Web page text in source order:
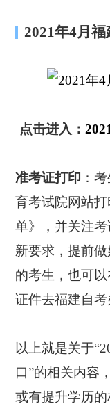
2021年4月
点击进入：
准考证打印 ：
育考试院网站
单》，并关注
新要求，提前
的考生，也可
证件去福建自考
以上就是关于
口”的相关内容
或有提升学历